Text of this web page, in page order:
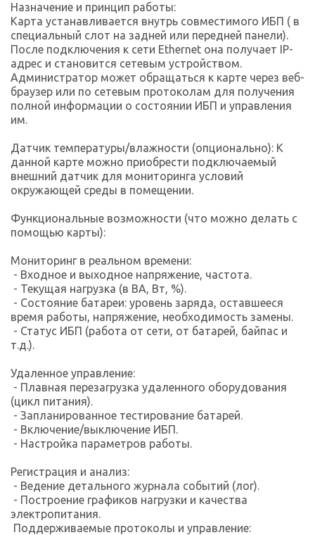
Назначение и принцип работы:
Карта устанавливается внутрь совместимого ИБП ( в
специальный слот на задней или передней панели).
После подключения к сети Ethernet она получает IP-
адрес и становится сетевым устройством.
Администратор может обращаться к карте через веб-
браузер или по сетевым протоколам для получения
полной информации о состоянии ИБП и управления
им.
Датчик температуры/влажности (опционально): К
данной карте можно приобрести подключаемый
внешний датчик для мониторинга условий
окружающей среды в помещении.
Функциональные возможности (что можно делать с
помощью карты):
Мониторинг в реальном времени:
- Входное и выходное напряжение, частота.
- Текущая нагрузка (в ВА, Вт, %).
- Состояние батареи: уровень заряда, оставшееся
время работы, напряжение, необходимость замены.
- Статус ИБП (работа от сети, от батарей, байпас и
т.д.).
Удаленное управление:
- Плавная перезагрузка удаленного оборудования
(цикл питания).
- Запланированное тестирование батарей.
- Включение/выключение ИБП.
- Настройка параметров работы.
Регистрация и анализ:
- Ведение детального журнала событий (лог).
- Построение графиков нагрузки и качества
электропитания.
Поддерживаемые протоколы и управление: